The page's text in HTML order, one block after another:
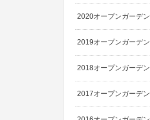
2020オープンガーデン
2019オープンガーデン
2018オープンガーデン
2017オープンガーデン